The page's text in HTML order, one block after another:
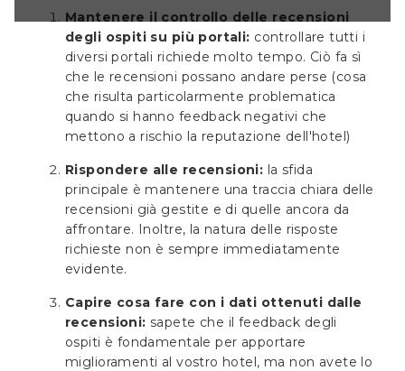
le
vostre
software di
che risolvono
vi
recensioni in
Mantenere il controllo delle recensioni
degli ospiti su più portali: controllare tutti i
diversi portali richiede molto tempo. Ciò fa sì
che le recensioni possano andare perse (cosa
che risulta particolarmente problematica
quando si hanno feedback negativi che
mettono a rischio la reputazione dell'hotel)
Rispondere alle recensioni: la sfida
principale è mantenere una traccia chiara delle
recensioni già gestite e di quelle ancora da
affrontare. Inoltre, la natura delle risposte
richieste non è sempre immediatamente
evidente.
Capire cosa fare con i dati ottenuti dalle
recensioni: sapete che il feedback degli
ospiti è fondamentale per apportare
miglioramenti al vostro hotel, ma non avete lo